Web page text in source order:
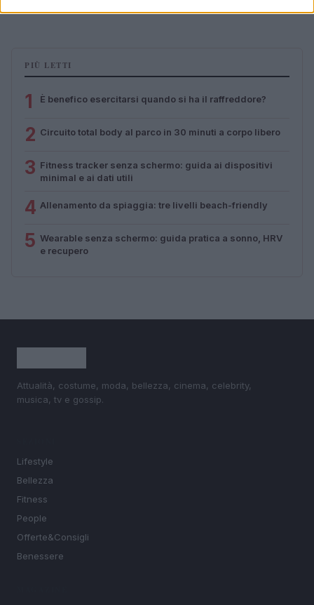
PIÙ LETTI
1 È benefico esercitarsi quando si ha il raffreddore?
2 Circuito total body al parco in 30 minuti a corpo libero
3 Fitness tracker senza schermo: guida ai dispositivi
minimal e ai dati utili
4 Allenamento da spiaggia: tre livelli beach-friendly
5 Wearable senza schermo: guida pratica a sonno, HRV
e recupero
Attualità, costume, moda, bellezza, cinema, celebrity,
musica, tv e gossip.
Lifestyle
Bellezza
Fitness
People
Offerte&Consigli
Benessere